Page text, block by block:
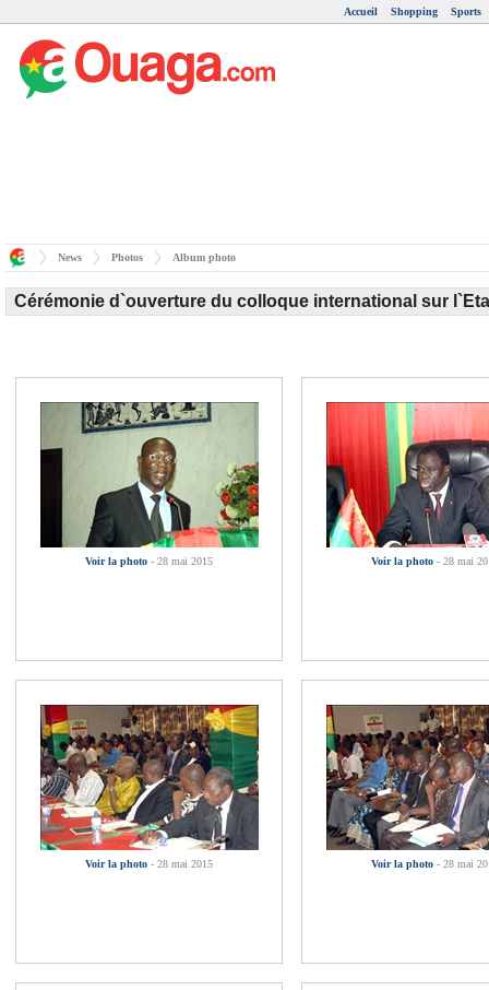
Accueil Shopping Sports
News Photos Album photo
Cérémonie d`ouverture du colloque international sur
Voir la photo - 28 mai 2015 Voir la photo - 28 mai
Voir la photo - 28 mai 2015 Voir la photo - 28 mai